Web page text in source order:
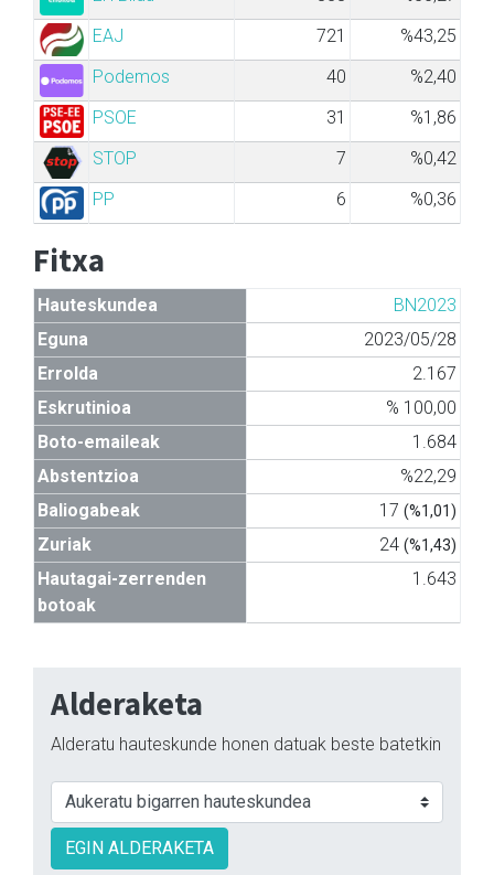
EAJ
721
%43,25
Podemos
40
%2,40
PSOE
31
%1,86
STOP
7
%0,42
PP
6 %0,36
Fitxa
Hauteskundea
BN2023
Eguna
2023/05/28
Errolda
2.167
Eskrutinioa
% 100,00
Boto-emaileak
1.684
Abstentzioa
%22,29
Baliogabeak
17 (%1,01)
Zuriak 24 (%1,43)
Hautagai-zerrenden
botoak
1.643
Alderaketa
Alderatu hauteskunde honen datuak beste batetkin
EGIN ALDERAKETA